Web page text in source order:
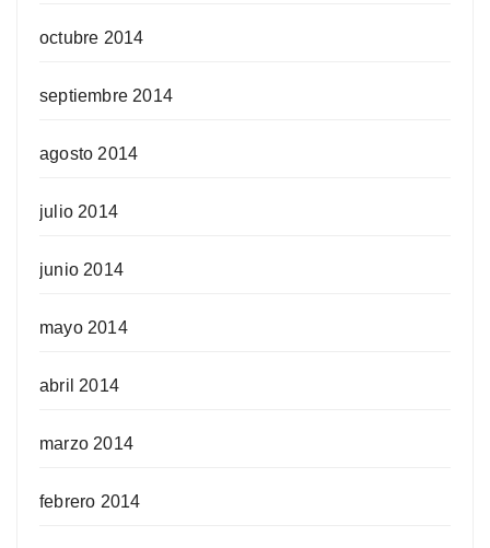
octubre 2014
septiembre 2014
agosto 2014
julio 2014
junio 2014
mayo 2014
abril 2014
marzo 2014
febrero 2014